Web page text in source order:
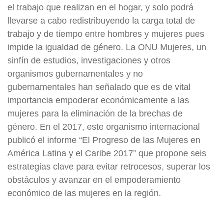
el trabajo que realizan en el hogar, y solo podrá
llevarse a cabo redistribuyendo la carga total de
trabajo y de tiempo entre hombres y mujeres pues
impide la igualdad de género. La ONU Mujeres, un
sinfín de estudios, investigaciones y otros
organismos gubernamentales y no
gubernamentales han señalado que es de vital
importancia empoderar económicamente a las
mujeres para la eliminación de la brechas de
género. En el 2017, este organismo internacional
publicó el informe “El Progreso de las Mujeres en
América Latina y el Caribe 2017” que propone seis
estrategias clave para evitar retrocesos, superar los
obstáculos y avanzar en el empoderamiento
económico de las mujeres en la región.